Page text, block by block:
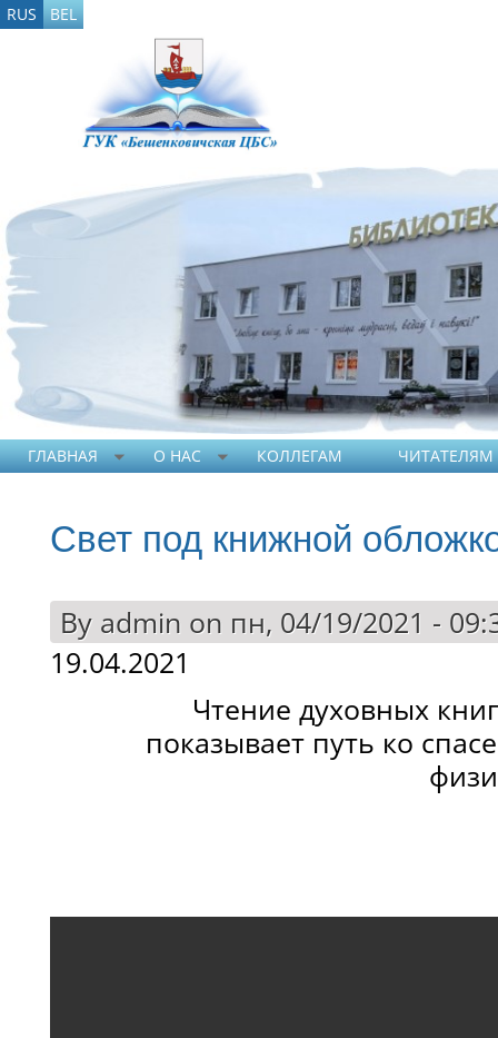
RUS BEL
ГЛАВНАЯ О НАС КОЛЛЕГАМ ЧИТАТЕЛЯМ
Свет под книжной
By admin on пн, 04/19/2021 -
19.04.2021
Чтение духовных
показывает путь ко